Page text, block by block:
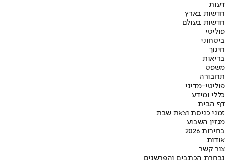
דעות
חדשות בארץ
חדשות בעולם
פוליטי
ביטחוני
חינוך
בריאות
משפט
תחבורה
פוליטי-מדיני
כללי ומידע
דף הבית
זמני כניסת וצאת שבת
מגזין השבוע
בחירות 2026
אודות
צור קשר
נבחרת הכתבים והפרשנים